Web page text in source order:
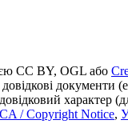
CC BY, OGL або
характер
/ Copyright Notice,